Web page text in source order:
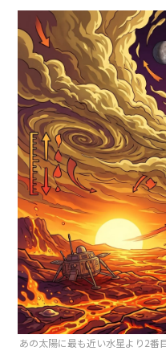
あの太陽に最も近い水星より2番